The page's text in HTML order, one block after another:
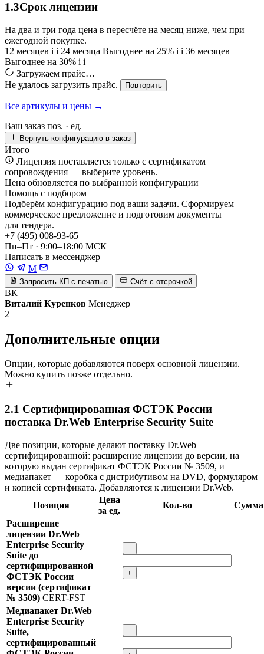
1.3Срок лицензии
На два и три года цена в пересчёте на месяц ниже, чем при
ежегодной покупке.
12 месяцев i i 24 месяца Выгоднее на 25% i i 36 месяцев
Выгоднее на 30% i i
Загружаем прайс…
Не удалось загрузить прайс.
Повторить
Все артикулы и цены →
Ваш заказ поз. · ед.
Вернуть конфигурацию в заказ
Итого
Лицензия поставляется только с сертификатом
сопровождения — выберите уровень.
Цена обновляется по выбранной конфигурации
Помощь с подбором
Подберём конфигурацию под ваши задачи. Сформируем
коммерческое предложение и подготовим документы
для тендера.
+7 (495) 008-93-65
Пн–Пт · 9:00–18:00 МСК
Написать в мессенджер
M
Запросить КП с печатью Счёт с отсрочкой
ВК
Виталий Куренков Менеджер
2
Дополнительные опции
Опции, которые добавляются поверх основной лицензии.
Можно купить позже отдельно.
2.1 Сертифицированная ФСТЭК России
поставка Dr.Web Enterprise Security Suite
Две позиции, которые делают поставку Dr.Web
сертифицированной: расширение лицензии до версии, на
которую выдан сертификат ФСТЭК России № 3509, и
медиапакет — коробка с дистрибутивом на DVD, формуляром
и копией сертификата. Добавляются к лицензии Dr.Web.
Позиция
Цена
за ед.
Кол-во
Сумма
Расширение
лицензии Dr.Web
Enterprise Security
Suite до
сертифицированной
ФСТЭК России
версии (сертификат
№ 3509) CERT-FST
−
+
Медиапакет Dr.Web
Enterprise Security
Suite,
сертифицированный
−